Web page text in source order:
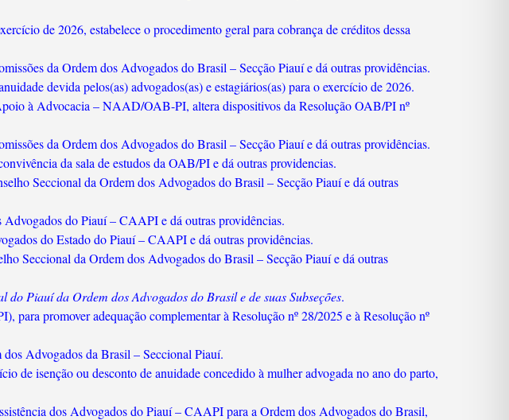
de 2026, estabelece o procedimento geral para cobrança de créditos dessa
da Ordem dos Advogados do Brasil – Secção Piauí e dá outras providências.
devida pelos(as) advogados(as) e estagiários(as) para o exercício de 2026.
à Advocacia – NAAD/OAB-PI, altera dispositivos da Resolução OAB/PI nº
da Ordem dos Advogados do Brasil – Secção Piauí e dá outras providências.
da sala de estudos da OAB/PI e dá outras providencias.
Seccional da Ordem dos Advogados do Brasil – Secção Piauí e dá outras
Advogados do Piauí – CAAPI e dá outras providências.
do Estado do Piauí – CAAPI e dá outras providências.
Seccional da Ordem dos Advogados do Brasil – Secção Piauí e dá outras
Piauí da Ordem dos Advogados do Brasil e de suas Subseções.
promover adequação complementar à Resolução nº 28/2025 e à Resolução nº
Advogados da Brasil – Seccional Piauí.
de isenção ou desconto de anuidade concedido à mulher advogada no ano do parto,
dos Advogados do Piauí – CAAPI para a Ordem dos Advogados do Brasil,